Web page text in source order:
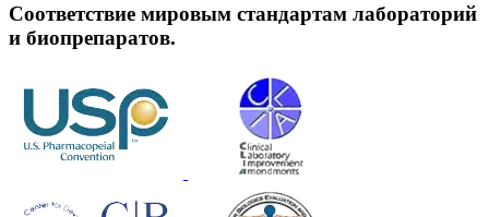
Соответствие мировым стандартам лабораторий
и биопрепаратов.